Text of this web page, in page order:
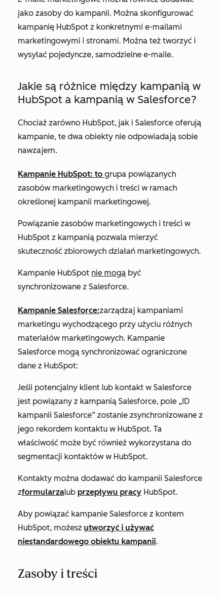
jako zasoby do kampanii. Można skonfigurować
kampanię HubSpot z konkretnymi e-mailami
marketingowymi i stronami. Można też tworzyć i
wysyłać pojedyncze, samodzielne e-maile.
Jakie są różnice między kampanią w
HubSpot a kampanią w Salesforce?
Chociaż zarówno HubSpot, jak i Salesforce oferują
kampanie, te dwa obiekty nie odpowiadają sobie
nawzajem.
Kampanie HubSpot: to grupa powiązanych
zasobów marketingowych i treści w ramach
określonej kampanii marketingowej.
Powiązanie zasobów marketingowych i treści w
HubSpot z kampanią pozwala mierzyć
skuteczność zbiorowych działań marketingowych.
Kampanie HubSpot nie mogą być
synchronizowane z Salesforce.
Kampanie Salesforce:zarządzaj kampaniami
marketingu wychodzącego przy użyciu różnych
materiałów marketingowych. Kampanie
Salesforce mogą synchronizować ograniczone
dane z HubSpot:
Jeśli potencjalny klient lub kontakt w Salesforce
jest powiązany z kampanią Salesforce, pole „ID
kampanii Salesforce” zostanie zsynchronizowane z
jego rekordem kontaktu w HubSpot. Ta
właściwość może być również wykorzystana do
segmentacji kontaktów w HubSpot.
Kontakty można dodawać do kampanii Salesforce
zformularzalub przepływu pracy HubSpot.
Aby powiązać kampanie Salesforce z kontem
HubSpot, możesz utworzyć i używać
niestandardowego obiektu kampanii.
Zasoby i treści